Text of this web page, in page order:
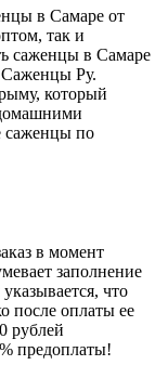
в Самаре от
так и
саженцы в Самаре
Саженцы Ру.
который
саженцы по
в момент
заполнение
что
после оплаты ее
рублей
предоплаты!